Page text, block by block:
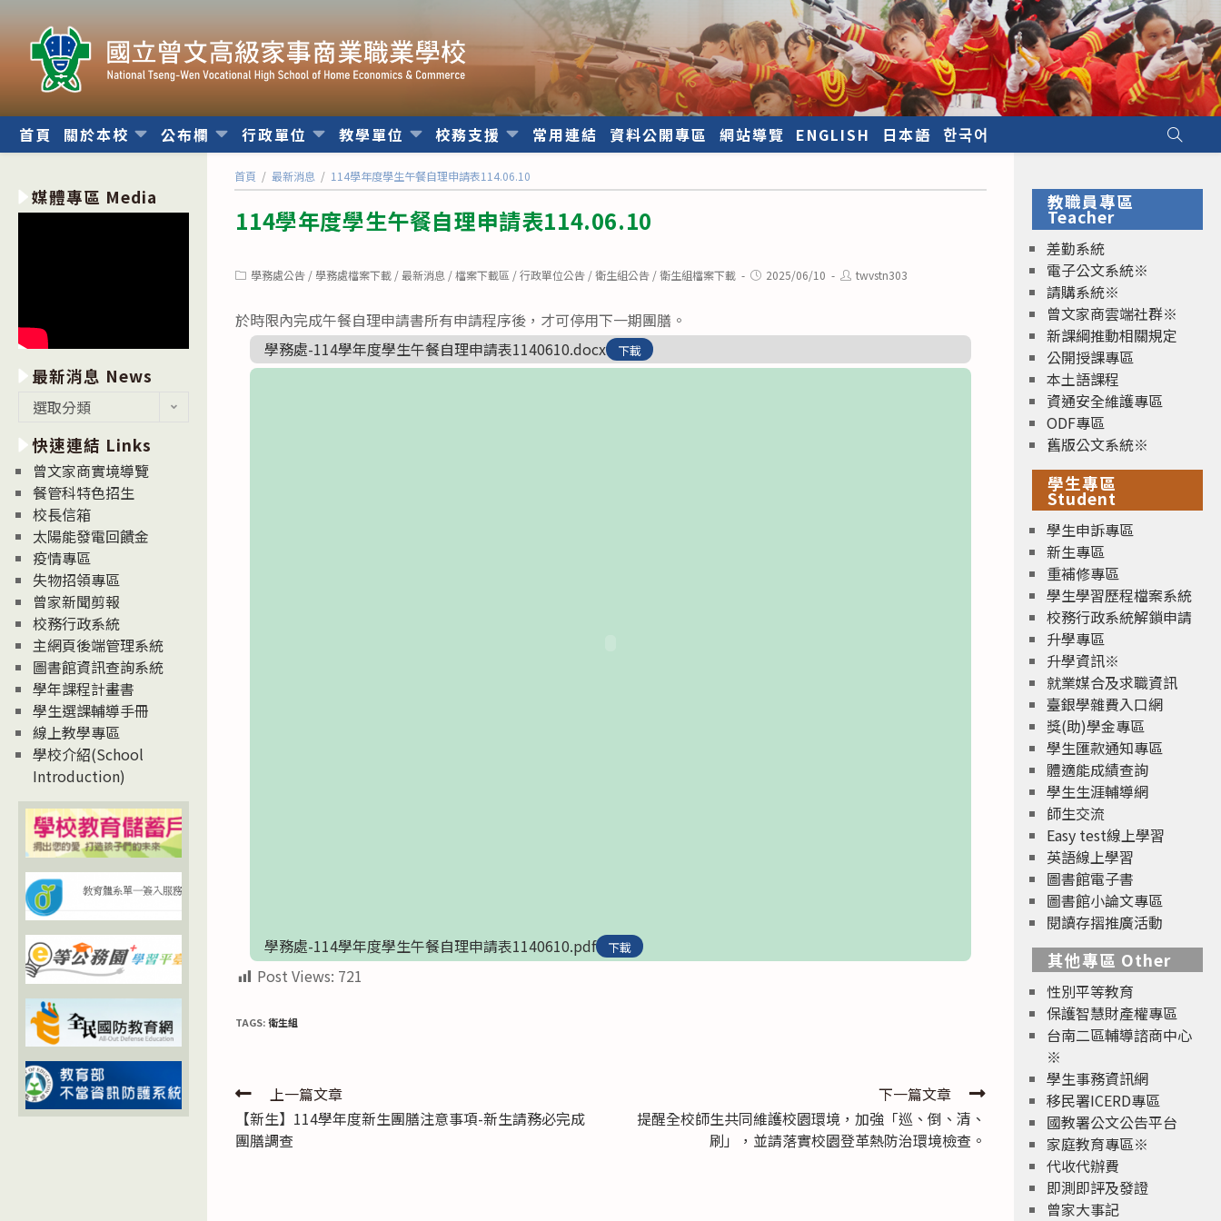
內
首頁 關於本校 公布欄 行政單位 教學單位 校務支援 常用連結 資料公開專區 網站導覽 ENGLISH 日本語 한국어
首頁 / 最新消息 / 114學年度學生午餐自理申請表114.06.10
114學年度學生午餐自理申請表114.06.10
Post學務處公告 / 學務處檔案下載 / 最新消息 / 檔案下載區 / 行政單位公告 / 衛生組公告 / 衛生組檔案下載
Post2025/06/10
Posttwvstn303
於時限內完成午餐自理申請書所有申請程序後，才可停用下一期團膳。
學務處-114學年度學生午餐自理申請表1140610.docx
下載
學務處-114學年度學生午餐自理申請表1140610.pdf 下載
Post Views: 721
TAGS:衛生組
Read
more
articles
上一篇文章
【新生】114學年度新生團膳注意事項-新生請務必完成
團膳調查
下一篇文章
提醒全校師生共同維護校園環境，加強「巡、倒、清、
刷」，並請落實校園登革熱防治環境檢查。
媒體專區 Media
最新消息 News
消
息
News
選取分類
快速連結 Links
曾文家商實境導覽
餐管科特色招生
校長信箱
太陽能發電回饋金
疫情專區
失物招領專區
曾家新聞剪報
校務行政系統
主網頁後端管理系統
圖書館資訊查詢系統
學年課程計畫書
學生選課輔導手冊
線上教學專區
學校介紹(School
Introduction)
教職員專區
Teacher
差勤系統
電子公文系統※
請購系統※
曾文家商雲端社群※
新課綱推動相關規定
公開授課專區
本土語課程
資通安全維護專區
ODF專區
舊版公文系統※
學生專區
Student
學生申訴專區
新生專區
重補修專區
學生學習歷程檔案系統
校務行政系統解鎖申請
升學專區
升學資訊※
就業媒合及求職資訊
臺銀學雜費入口網
獎(助)學金專區
學生匯款通知專區
體適能成績查詢
學生生涯輔導網
師生交流
Easy test線上學習
英語線上學習
圖書館電子書
圖書館小論文專區
閱讀存摺推廣活動
其他專區 Other
性別平等教育
保護智慧財產權專區
台南二區輔導諮商中心
※
學生事務資訊網
移民署ICERD專區
國教署公文公告平台
家庭教育專區※
代收代辦費
即測即評及發證
曾家大事記